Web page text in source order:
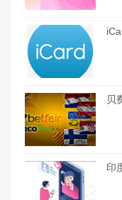
贝
印